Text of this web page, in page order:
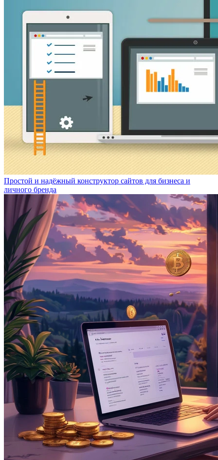
Простой и надёжный конструктор сайтов для бизнеса и
личного бренда